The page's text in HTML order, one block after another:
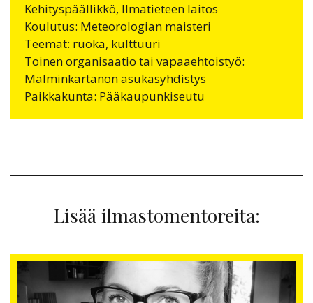
Kehityspäällikkö, Ilmatieteen laitos
Koulutus: Meteorologian maisteri
Teemat: ruoka, kulttuuri
Toinen organisaatio tai vapaaehtoistyö:
Malminkartanon asukasyhdistys
Paikkakunta: Pääkaupunkiseutu
Lisää ilmastomentoreita: